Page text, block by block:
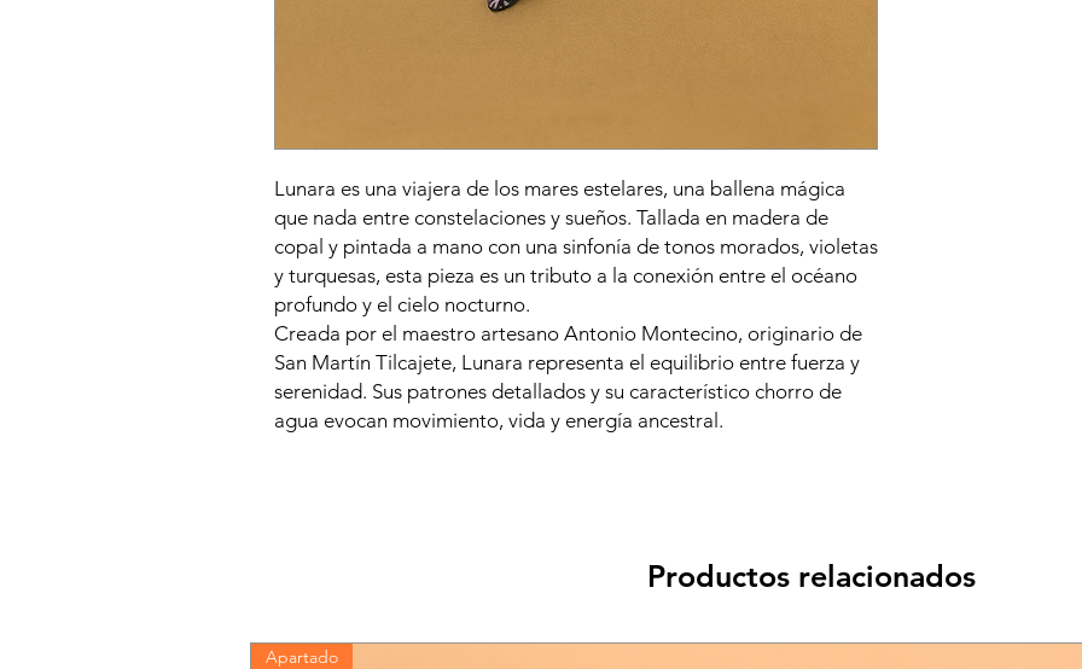
Lunara es una viajera de los mares estelares, una ballena mágica
que nada entre constelaciones y sueños. Tallada en madera de
copal y pintada a mano con una sinfonía de tonos morados, violetas
y turquesas, esta pieza es un tributo a la conexión entre el océano
profundo y el cielo nocturno.
Creada por el maestro artesano Antonio Montecino, originario de
San Martín Tilcajete, Lunara representa el equilibrio entre fuerza y
serenidad. Sus patrones detallados y su característico chorro de
agua evocan movimiento, vida y energía ancestral.
Productos relacionados
Apartado